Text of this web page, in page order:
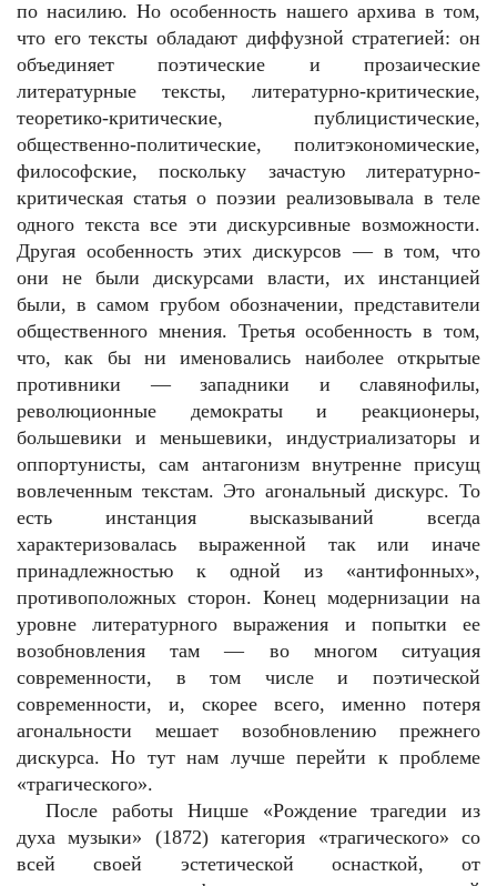
по насилию. Но особенность нашего архива в том,
что его тексты обладают диффузной стратегией: он
объединяет поэтические и прозаические
литературные тексты, литературно-критические,
теоретико-критические, публицистические,
общественно-политические, политэкономические,
философские, поскольку зачастую литературно-
критическая статья о поэзии реализовывала в теле
одного текста все эти дискурсивные возможности.
Другая особенность этих дискурсов — в том, что
они не были дискурсами власти, их инстанцией
были, в самом грубом обозначении, представители
общественного мнения. Третья особенность в том,
что, как бы ни именовались наиболее открытые
противники — западники и славянофилы,
революционные демократы и реакционеры,
большевики и меньшевики, индустриализаторы и
оппортунисты, сам антагонизм внутренне присущ
вовлеченным текстам. Это агональный дискурс. То
есть инстанция высказываний всегда
характеризовалась выраженной так или иначе
принадлежностью к одной из «антифонных»,
противоположных сторон. Конец модернизации на
уровне литературного выражения и попытки ее
возобновления там — во многом ситуация
современности, в том числе и поэтической
современности, и, скорее всего, именно потеря
агональности мешает возобновлению прежнего
дискурса. Но тут нам лучше перейти к проблеме
«трагического».
После работы Ницше «Рождение трагедии из
духа музыки» (1872) категория «трагического» со
всей своей эстетической оснасткой, от